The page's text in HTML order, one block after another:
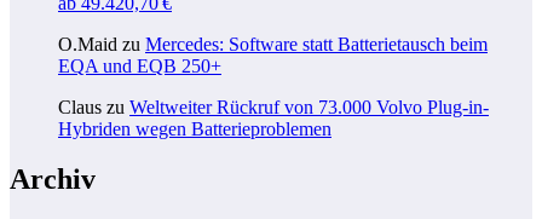
O.Maid zu Mercedes: Software statt Batterietausch beim
EQA und EQB 250+
Claus zu Weltweiter Rückruf von 73.000 Volvo Plug-in-
Hybriden wegen Batterieproblemen
Archiv